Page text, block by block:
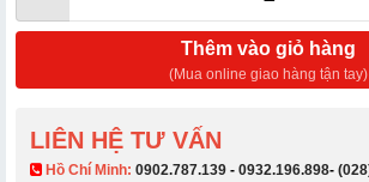
Thêm vào giỏ hàng
(Mua online giao hàng tận tay)
LIÊN HỆ TƯ VẤN
​ Hồ Chí Minh: 0902.787.139 - 0932.196.898-